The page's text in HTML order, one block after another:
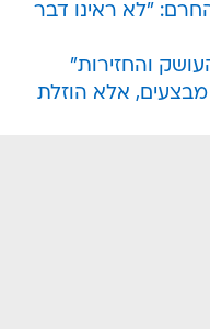
"לא ראינו דבר
והחזירות"
מבצעים, אלא הוזלת